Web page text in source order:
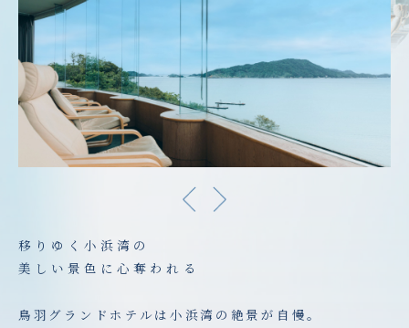
移りゆく小浜湾の
美しい景色に心奪われる
鳥羽グランドホテルは小浜湾の絶景が自慢。